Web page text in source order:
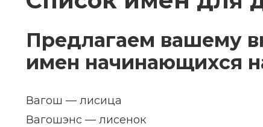
Предлагаем вашему
имен начинающихся
Вагош — лисица
Вагошэнс — лисенок